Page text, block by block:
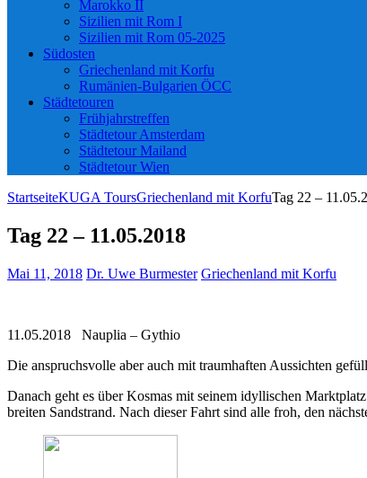
Marokko II
Sizilien mit Rom I
Sizilien mit Rom 05-2025
Südosten
Griechenland mit Korfu
Rumänien-Bulgarien ÖCC
Städtetouren
Frühjahrstreffen
Städtetour Amsterdam
Städtetour Mailand
Städtetour Wien
StartseiteKUGA ToursGriechenland mit KorfuTag 22 –
Tag 22 – 11.05.2018
Mai 11, 2018 Dr. Uwe Burmester Griechenland mit Korfu
11.05.2018 Nauplia – Gythio
Die anspruchsvolle aber auch mit traumhaften Aussichten
Danach geht es über Kosmas mit seinem idyllischen
breiten Sandstrand. Nach dieser Fahrt sind alle froh, den